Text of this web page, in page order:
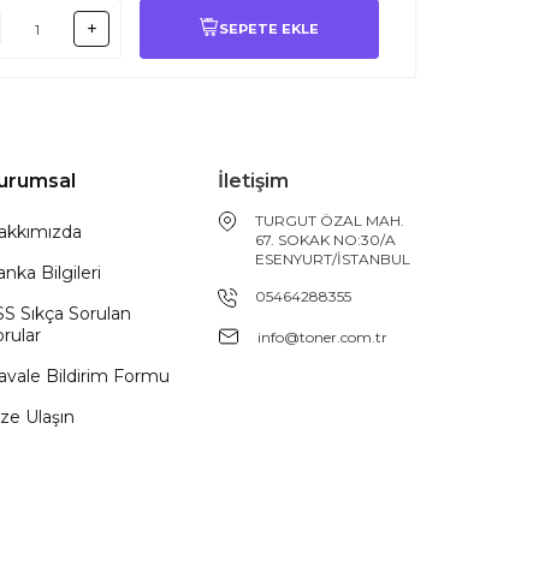
SEPETE EKLE
Bilgileri
Sıkça Sorulan
Bildirim Formu
Ulaşın
İletişim
TURGUT ÖZAL MAH.
67. SOKAK NO:30/A
ESENYURT/İSTANBUL
05464288355
info@toner.com.tr